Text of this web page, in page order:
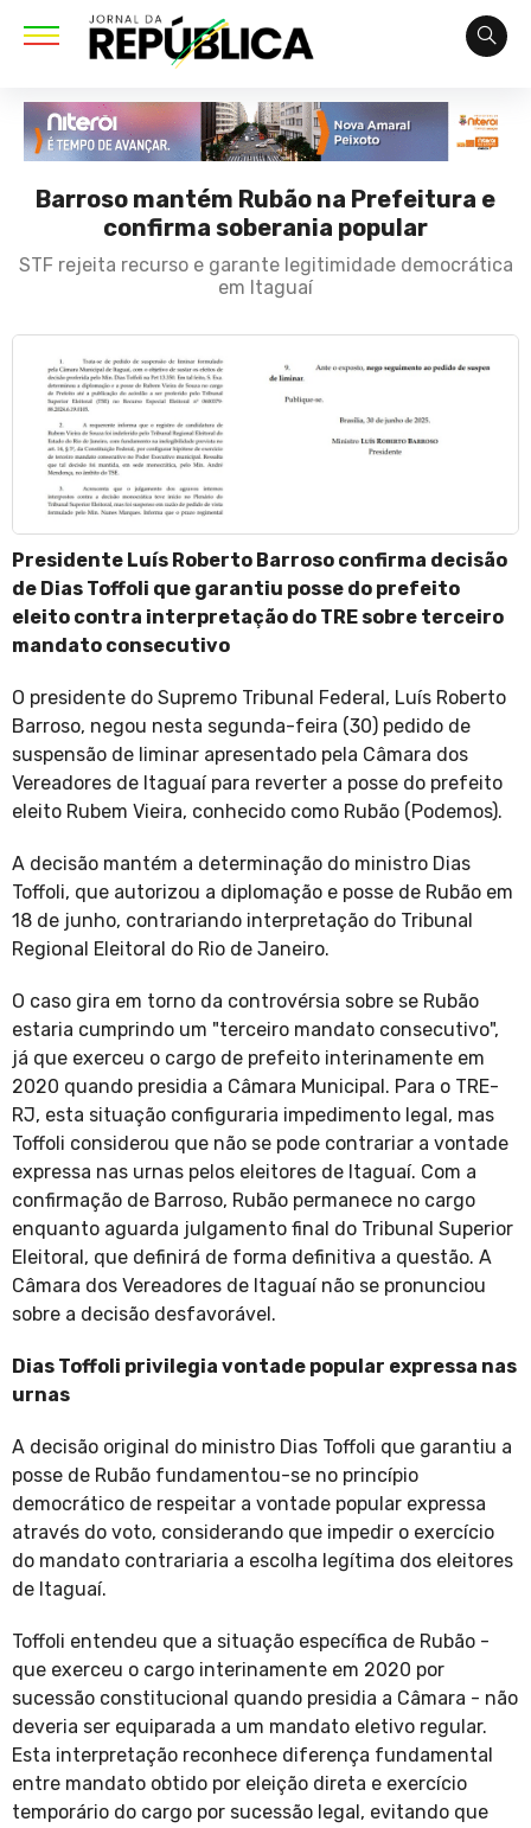
Barroso mantém Rubão na Prefeitura e
confirma soberania popular
STF rejeita recurso e garante legitimidade democrática
em Itaguaí
Presidente Luís Roberto Barroso confirma decisão
de Dias Toffoli que garantiu posse do prefeito
eleito contra interpretação do TRE sobre terceiro
mandato consecutivo
O presidente do Supremo Tribunal Federal, Luís Roberto
Barroso, negou nesta segunda-feira (30) pedido de
suspensão de liminar apresentado pela Câmara dos
Vereadores de Itaguaí para reverter a posse do prefeito
eleito Rubem Vieira, conhecido como Rubão (Podemos).
A decisão mantém a determinação do ministro Dias
Toffoli, que autorizou a diplomação e posse de Rubão em
18 de junho, contrariando interpretação do Tribunal
Regional Eleitoral do Rio de Janeiro.
O caso gira em torno da controvérsia sobre se Rubão
estaria cumprindo um "terceiro mandato consecutivo",
já que exerceu o cargo de prefeito interinamente em
2020 quando presidia a Câmara Municipal. Para o TRE-
RJ, esta situação configuraria impedimento legal, mas
Toffoli considerou que não se pode contrariar a vontade
expressa nas urnas pelos eleitores de Itaguaí. Com a
confirmação de Barroso, Rubão permanece no cargo
enquanto aguarda julgamento final do Tribunal Superior
Eleitoral, que definirá de forma definitiva a questão. A
Câmara dos Vereadores de Itaguaí não se pronunciou
sobre a decisão desfavorável.
Dias Toffoli privilegia vontade popular expressa nas
urnas
A decisão original do ministro Dias Toffoli que garantiu a
posse de Rubão fundamentou-se no princípio
democrático de respeitar a vontade popular expressa
através do voto, considerando que impedir o exercício
do mandato contrariaria a escolha legítima dos eleitores
de Itaguaí.
Toffoli entendeu que a situação específica de Rubão -
que exerceu o cargo interinamente em 2020 por
sucessão constitucional quando presidia a Câmara - não
deveria ser equiparada a um mandato eletivo regular.
Esta interpretação reconhece diferença fundamental
entre mandato obtido por eleição direta e exercício
temporário do cargo por sucessão legal, evitando que